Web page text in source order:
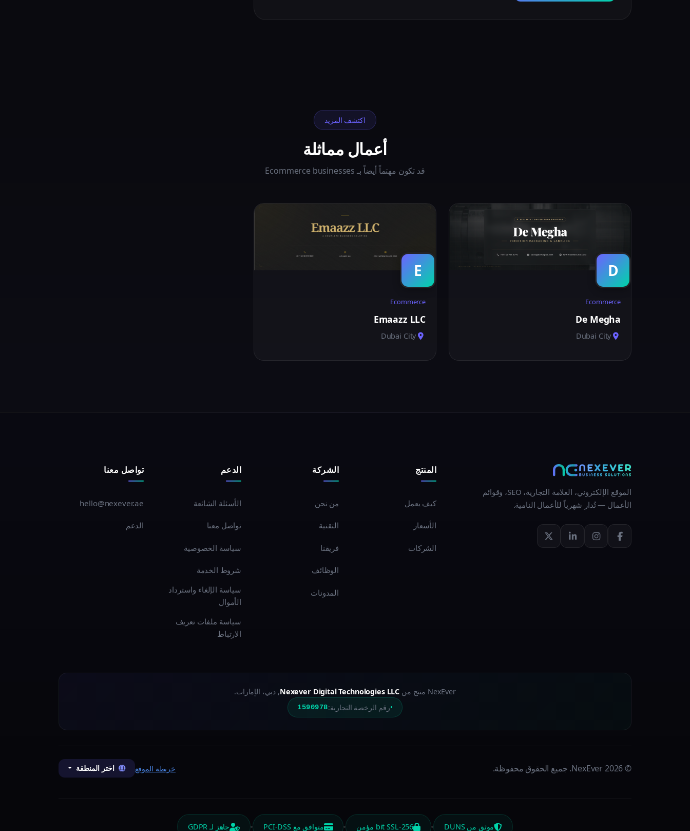
اكتشف المزيد
أعمال مماثلة
قد تكون مهتماً أيضاً بـ Ecommerce businesses
D
Ecommerce
De Megha
Dubai City
E
Ecommerce
Emaazz LLC
Dubai City
الموقع الإلكتروني، العلامة التجارية، SEO، وقوائم
الأعمال — تُدار شهرياً للأعمال النامية.
المنتج
كيف يعمل
الأسعار
الشركات
الشركة
من نحن
التقنية
فريقنا
الوظائف
المدونات
الدعم
الأسئلة الشائعة
تواصل معنا
سياسة الخصوصية
شروط الخدمة
سياسة الإلغاء واسترداد
الأموال
سياسة ملفات تعريف
الارتباط
تواصل معنا
hello@nexever.ae
الدعم
NexEver منتج من Nexever Digital Technologies LLC, دبي، الإمارات.
رقم الرخصة التجارية:1590978
© 2026 NexEver. جميع الحقوق محفوظة. خريطة الموقع اختر المنطقة
موثق من DUNS 256-bit SSL مؤمن متوافق مع PCI-DSS جاهز لـ GDPR